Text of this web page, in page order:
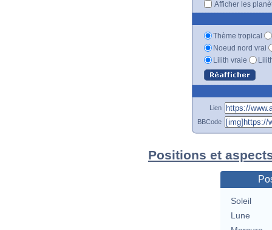
Afficher les
Thème tropical
Noeud nord vrai
Lilith vraie
Lien
BBCode
Positions et
Soleil
Lune